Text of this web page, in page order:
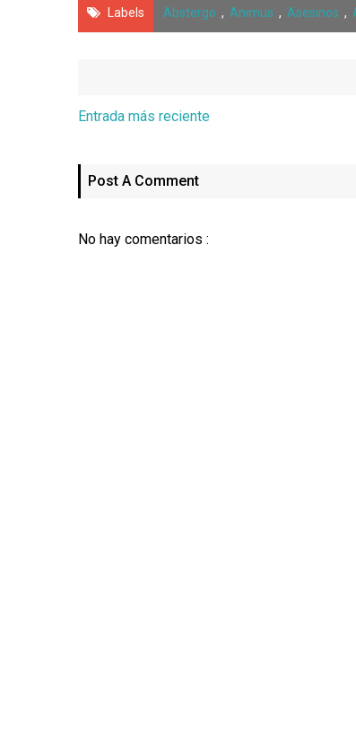
Labels Abstergo , Animus , Asesinos ,
Entrada más reciente
Post A Comment
No hay comentarios :